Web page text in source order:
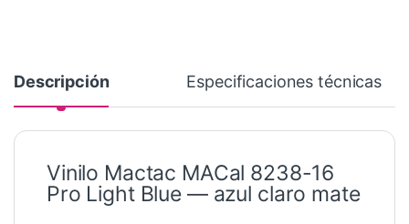
Descripción Especificaciones técnicas
Vinilo Mactac MACal 8238-16
Pro Light Blue — azul claro mate